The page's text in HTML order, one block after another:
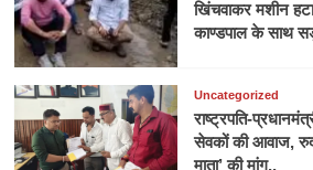
खिंचवाकर मशीन
काण्डपाल के साथ
Uncategorized
राष्ट्रपति-
सेवकों की आवाज,
माता’ की मांग,,